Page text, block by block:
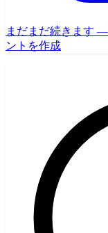
まだまだ続きます
ントを作成